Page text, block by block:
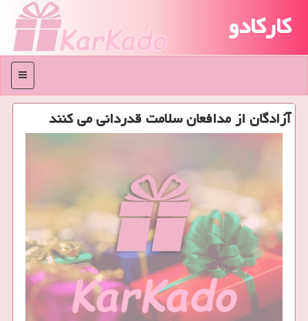
کارکادو
منو
آزادگان از مدافعان سلامت قدردانی می كنند